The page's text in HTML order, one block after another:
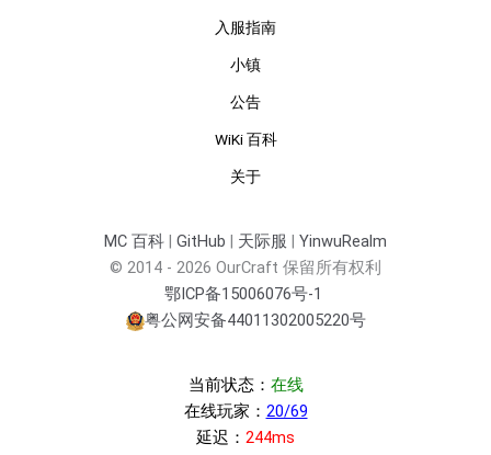
入服指南
小镇
公告
WiKi 百科
关于
MC 百科 | GitHub | 天际服 | YinwuRealm
© 2014 - 2026 OurCraft 保留所有权利
鄂ICP备15006076号-1
粤公网安备44011302005220号
当前状态： 在线
在线玩家： 20/69
延迟： 244ms